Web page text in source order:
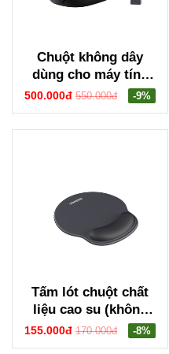
Chuột không dây
dùng cho máy tính
laptop Ugreen 25444
500.000đ 550.000đ -9%
Tấm lót chuột chất
liệu cao su (không
xốp) màu đen Ugreen
155.000đ 170.000đ -8%